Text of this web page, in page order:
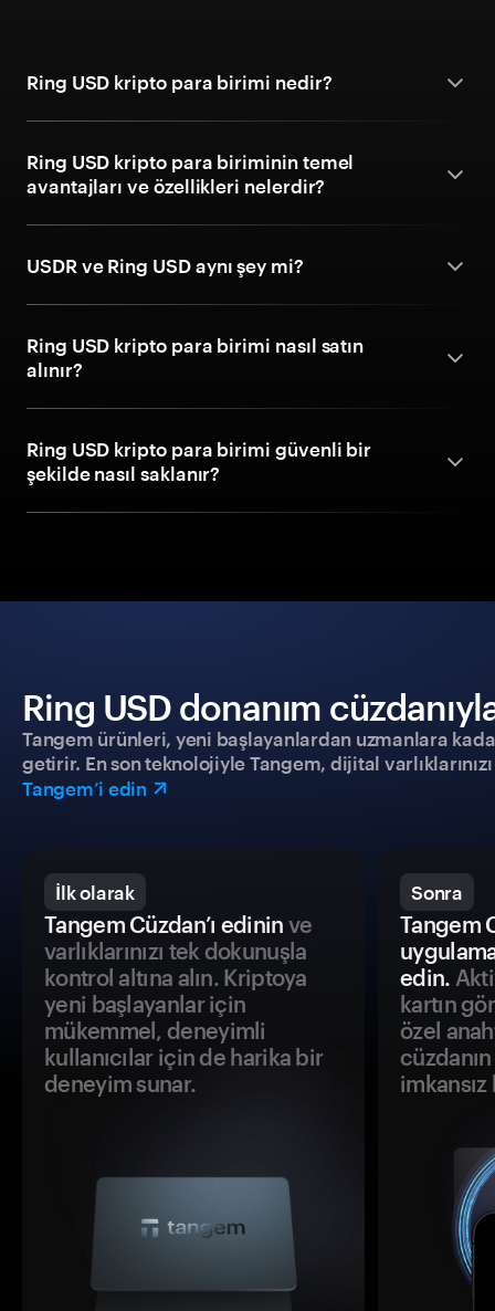
Ring USD kripto para birimi nedir?
Ring USD kripto para biriminin temel
avantajları ve özellikleri nelerdir?
USDR ve Ring USD aynı şey mi?
Ring USD kripto para birimi nasıl satın
alınır?
Ring USD kripto para birimi güvenli bir
şekilde nasıl saklanır?
Ring USD donanım
Tangem ürünleri, yeni başlayanlardan uzmanlara
getirir. En son teknolojiyle Tangem, dijital
Tangem’i edin
İlk olarak
Tangem Cüzdan’ı edinin ve
varlıklarınızı tek dokunuşla
kontrol altına alın. Kriptoya
yeni başlayanlar için
mükemmel, deneyimli
kullanıcılar için de harika bir
deneyim sunar.
Sonra
Tangem
edin.
kartın
özel